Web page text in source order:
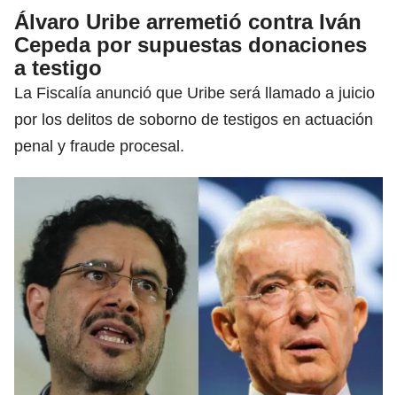
Álvaro Uribe arremetió contra Iván
Cepeda por supuestas donaciones
a testigo
La Fiscalía anunció que Uribe será llamado a juicio
por los delitos de soborno de testigos en actuación
penal y fraude procesal.